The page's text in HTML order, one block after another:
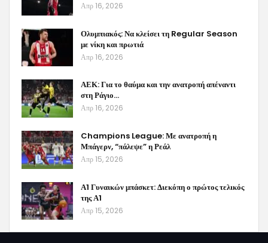
Απρ 16, 2026
Ολυμπιακός: Να κλείσει τη Regular Season
με νίκη και πρωτιά
Απρ 16, 2026
ΑΕΚ: Για το θαύμα και την ανατροπή απέναντι
στη Ράγιο…
Απρ 16, 2026
Champions League: Με ανατροπή η
Μπάγερν, “πάλεψε” η Ρεάλ
Απρ 15, 2026
Α1 Γυναικών μπάσκετ: Διεκόπη ο πρώτος τελικός
της Α1
Απρ 15, 2026